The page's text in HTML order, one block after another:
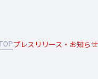
プレスリリース・お知らせ